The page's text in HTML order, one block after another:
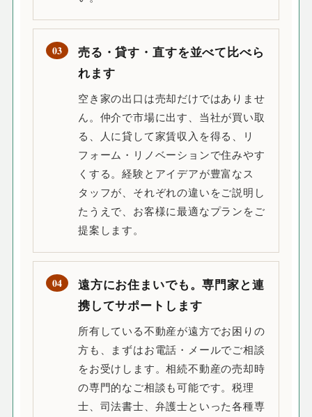
03
売る・貸す・直すを並べて比べら
れます
空き家の出口は売却だけではありませ
ん。仲介で市場に出す、当社が買い取
る、人に貸して家賃収入を得る、リ
フォーム・リノベーションで住みやす
くする。経験とアイデアが豊富なス
タッフが、それぞれの違いをご説明し
たうえで、お客様に最適なプランをご
提案します。
04
遠方にお住まいでも。専門家と連
携してサポートします
所有している不動産が遠方でお困りの
方も、まずはお電話・メールでご相談
をお受けします。相続不動産の売却時
の専門的なご相談も可能です。税理
士、司法書士、弁護士といった各種専